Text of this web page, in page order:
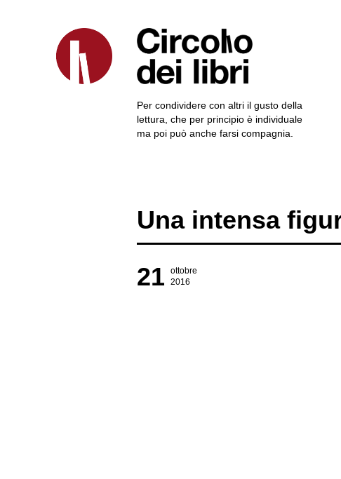
Per condividere con altri il gusto della
lettura, che per principio è individuale
ma poi può anche farsi compagnia.
Una intensa
21
ottobre
2016